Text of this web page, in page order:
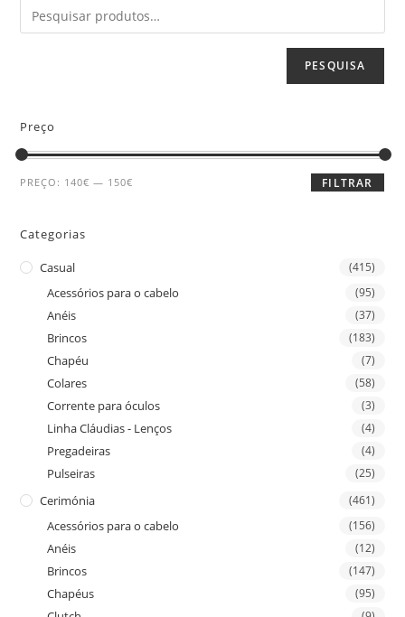
PESQUISA
Preço
FILTRAR
PREÇO: 140€ — 150€
Categorias
Casual (415)
Acessórios para o cabelo (95)
Anéis (37)
Brincos (183)
Chapéu (7)
Colares (58)
Corrente para óculos (3)
Linha Cláudias - Lenços (4)
Pregadeiras (4)
Pulseiras (25)
Cerimónia (461)
Acessórios para o cabelo (156)
Anéis (12)
Brincos (147)
Chapéus (95)